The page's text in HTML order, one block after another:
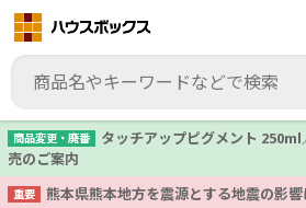
商品変更・廃番
タッチアップピグメント
売のご案内
重要
熊本県熊本地方を震源とする地震の影